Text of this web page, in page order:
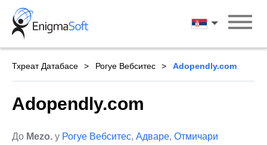
Skip
content
Српски
Тхреат Датабасе Рогуе Вебситес Adopendly.com
Adopendly.com
До Mezo. у Рогуе Вебситес, Адваре, Отмичари